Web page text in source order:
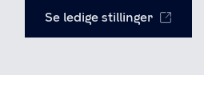
Se ledige stillinger